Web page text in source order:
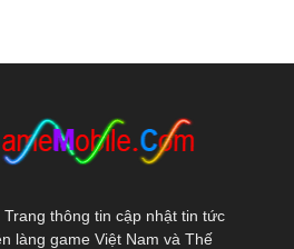
thông tin cập nhật tin tức
làng game Việt Nam và Thế